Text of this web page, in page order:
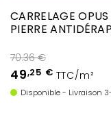
CARRELAGE
PIERRE
70.36 €
49,25 € TTC/m²
Disponible - Livraison